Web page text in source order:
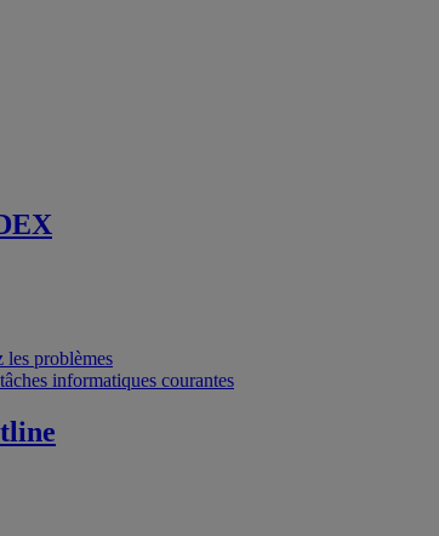
les problèmes
informatiques courantes